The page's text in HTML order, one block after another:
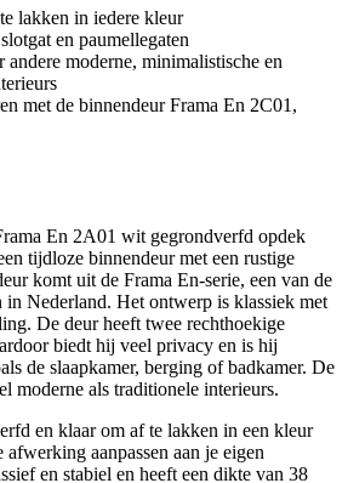
lakken in iedere kleur
en paumellegaten
andere moderne, minimalistische en
met de binnendeur Frama En 2C01,
En 2A01 wit gegrondverfd opdek
tijdloze binnendeur met een rustige
komt uit de Frama En-serie, een van de
in Nederland. Het ontwerp is klassiek met
De deur heeft twee rechthoekige
biedt hij veel privacy en is hij
de slaapkamer, berging of badkamer. De
moderne als traditionele interieurs.
en klaar om af te lakken in een kleur
aanpassen aan je eigen
en stabiel en heeft een dikte van 38